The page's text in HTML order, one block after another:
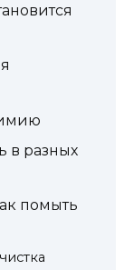
в разных
помыть